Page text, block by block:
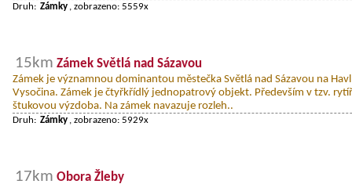
Druh: Zámky , zobrazeno: 5559x
15km Zámek Světlá nad Sázavou
Zámek je významnou dominantou městečka Světlá nad Sázavou na
Vysočina. Zámek je čtyřkřídlý jednopatrový objekt. Především v tzv.
štukovou výzdoba. Na zámek navazuje rozleh..
Druh: Zámky , zobrazeno: 5929x
17km Obora Žleby